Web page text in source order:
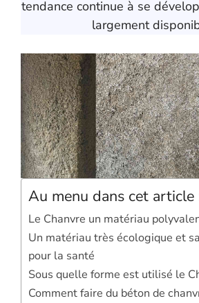
tendance continue à se
largement
Au menu dans cet article
Le Chanvre un matériau
Un matériau très écologique et
pour la santé
Sous quelle forme est utilisé le
Comment faire du béton de